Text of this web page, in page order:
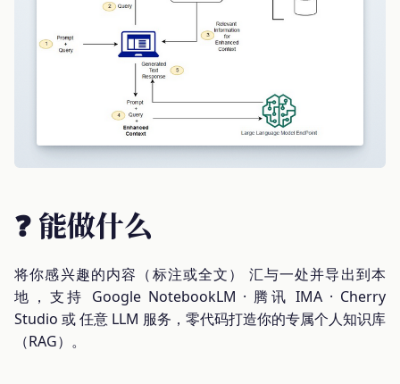
❓ 能做什么
将你感兴趣的内容（标注或全文） 汇与一处并导出到本
地，支持 Google NotebookLM · 腾讯 IMA · Cherry
Studio 或 任意 LLM 服务，零代码打造你的专属个人知识库
（RAG）。